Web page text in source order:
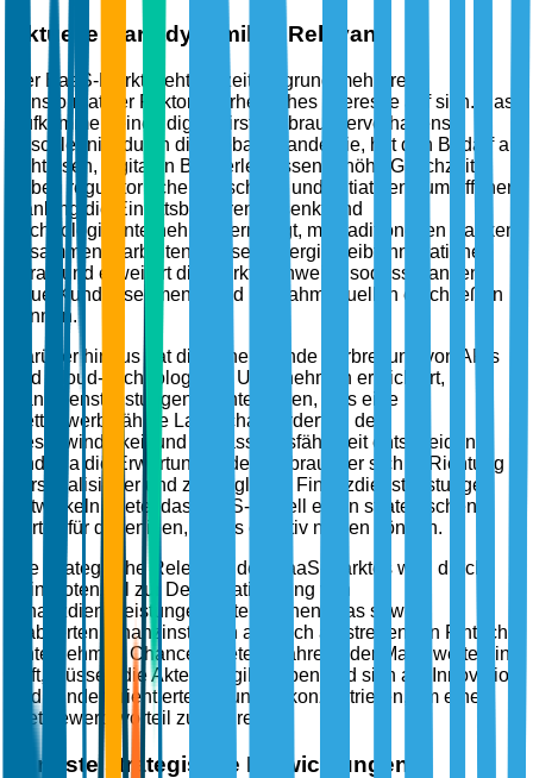
Aktuelle Marktdynamik & Relevanz
Der BaaS-Markt zieht derzeit aufgrund mehrerer
transformativer Faktoren erhebliches Interesse auf sich. Das
Aufkommen eines digital-first-Verbraucherverhaltens,
beschleunigt durch die globale Pandemie, hat den Bedarf an
nahtlosen, digitalen Bankerlebnissen erhöht. Gleichzeitig
haben regulatorische Fortschritte und Initiativen zum offenen
Banking die Eintrittsbarrieren gesenkt und
Technologieunternehmen ermutigt, mit traditionellen Banken
zusammenzuarbeiten. Diese Synergie treibt Innovationen
voran und erweitert die Marktreichweite, sodass Banken
neue Kundensegmente und Einnahmequellen erschließen
können.
Darüber hinaus hat die zunehmende Verbreitung von APIs
und Cloud-Technologie es Unternehmen erleichtert,
Bankdienstleistungen zu integrieren, was eine
wettbewerbsfähige Landschaft fördert, in der
Geschwindigkeit und Anpassungsfähigkeit entscheidend
sind. Da die Erwartungen der Verbraucher sich in Richtung
personalisierter und zugänglicher Finanzdienstleistungen
entwickeln, bietet das BaaS-Modell einen strategischen
Vorteil für diejenigen, die es effektiv nutzen können.
Die strategische Relevanz des BaaS-Marktes wird durch
sein Potenzial zur Demokratisierung von
Finanzdienstleistungen unterstrichen, was sowohl
etablierten Finanzinstituten als auch aufstrebenden Fintech-
Unternehmen Chancen bietet. Während der Markt weiterhin
reift, müssen die Akteure agil bleiben und sich auf Innovation
und kundenorientierte Lösungen konzentrieren, um einen
Wettbewerbsvorteil zu wahren.
Jüngste strategische Entwicklungen